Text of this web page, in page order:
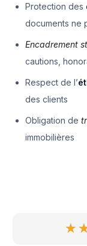
Protection des
documents ne
Encadrement
cautions,
Respect de l’
des clients
Obligation de
immobilières